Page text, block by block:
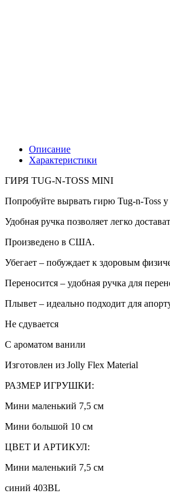
Описание
Характеристики
ГИРЯ TUG-N-TOSS MINI
Попробуйте вырвать гирю Tug-n-Toss
Удобная ручка позволяет легко
Произведено в США.
Убегает – побуждает к здоровым
Переносится – удобная ручка для
Плывет – идеально подходит для
Не сдувается
С ароматом ванили
Изготовлен из Jolly Flex Material
РАЗМЕР ИГРУШКИ:
Мини маленький 7,5 см
Мини большой 10 см
ЦВЕТ И АРТИКУЛ:
Мини маленький 7,5 см
синий 403BL